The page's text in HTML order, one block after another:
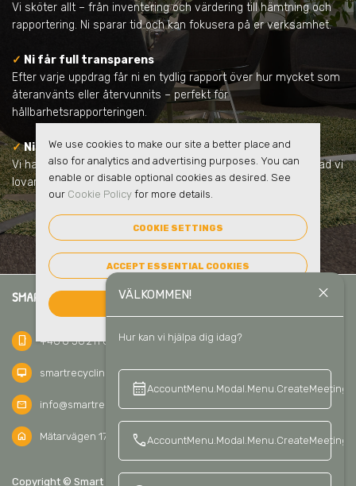
VÄLKOMMEN! close
Hur kan vi hjälpa dig idag?
calendar_monthAccountMenu.Modal.Menu.CreateMeeting
call
Vi sköter allt – från inventering och värdering till hämtning och
rapportering. Ni sparar tid och kan fokusera på er verksamhet.
✓ Ni får full transparens
Efter varje uppdrag får ni en tydlig rapport över hur mycket som
återanvänts eller återvunnits – perfekt för
hållbarhetsrapporteringen.
✓Ni samarbetar med en pålitlig partner
Vi har lång erfarenhet, har inga dolda avgifter och vi håller vad vi
lovar.
SMART RECYCLING SVERIGE AB
phone_iphone +46 8 56 211 811
desktop_mac smartrecycling.se
mail info@smartrecycling.se
home Mätarvägen 17C, 196 37 Kungsängen, Sweden
Copyright © Smart Recycling Sverige AB 2026 keyboard_arrow_up
We use cookies to make our site a better place and
also for analytics and advertising purposes. You can
enable or disable optional cookies as desired. See
our Cookie Policyfor more details.
COOKIE SETTINGS
ACCEPT ESSENTIAL COOKIES